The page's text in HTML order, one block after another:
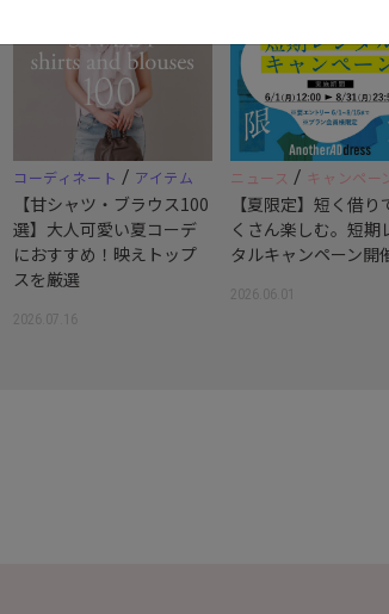
コーディネート / アイテム
【甘シャツ・ブラウス100
選】大人可愛い夏コーデ
におすすめ！映えトップ
スを厳選
2026.07.16
ニュース / キャンペー
【夏限定】短く借り
くさん楽しむ。短期
タルキャンペーン開
2026.06.01